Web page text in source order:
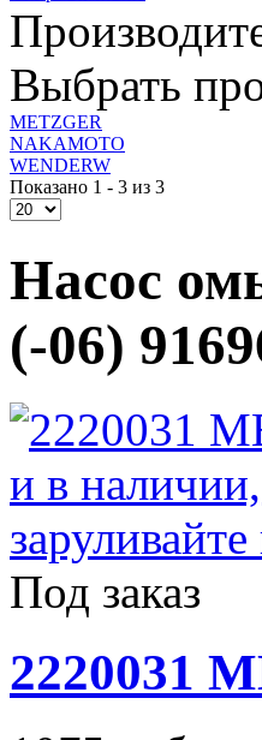
Выбрать
METZGER
NAKAMOTO
WENDERW
Показано 1 - 3 из 3
Насос
(-06)
Под заказ
2220031